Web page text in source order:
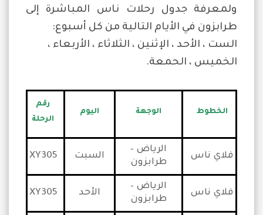
ولمعرفة جدول رحلات ناس المباشرة إلى
طرابزون في الأيام التالية من كل أسبوع:
الست ، الأحد ، الإثنين ، الثلاثاء ، الأربعاء ،
الخميس ، الحمعة.
الخطوط الوجهة اليوم
رقم
الرحلة
فلاي ناس
الرياض –
طرابزون
السبت XY305
فلاي ناس
الرياض –
طرابزون
الأحد XY305